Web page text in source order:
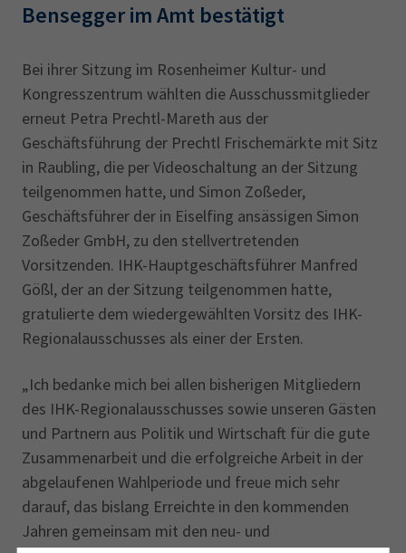
Bensegger im Amt bestätigt
Bei ihrer Sitzung im Rosenheimer Kultur- und
Kongresszentrum wählten die Ausschussmitglieder
erneut Petra Prechtl-Mareth aus der
Geschäftsführung der Prechtl Frischemärkte mit Sitz
in Raubling, die per Videoschaltung an der Sitzung
teilgenommen hatte, und Simon Zoßeder,
Geschäftsführer der in Eiselfing ansässigen Simon
Zoßeder GmbH, zu den stellvertretenden
Vorsitzenden. IHK-Hauptgeschäftsführer Manfred
Gößl, der an der Sitzung teilgenommen hatte,
gratulierte dem wiedergewählten Vorsitz des IHK-
Regionalausschusses als einer der Ersten.
„Ich bedanke mich bei allen bisherigen Mitgliedern
des IHK-Regionalausschusses sowie unseren Gästen
und Partnern aus Politik und Wirtschaft für die gute
Zusammenarbeit und die erfolgreiche Arbeit in der
abgelaufenen Wahlperiode und freue mich sehr
darauf, das bislang Erreichte in den kommenden
Jahren gemeinsam mit den neu- und